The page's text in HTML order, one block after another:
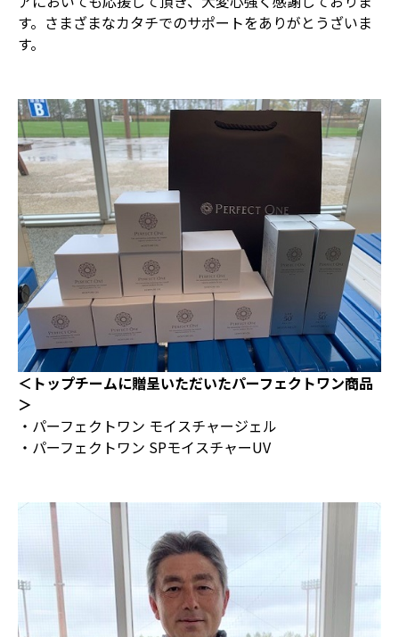
す。さまざまなカタチでのサポートをありがとうざいま
す。
＜トップチームに贈呈いただいたパーフェクトワン商品
＞
・パーフェクトワン モイスチャージェル
・パーフェクトワン SPモイスチャーUV